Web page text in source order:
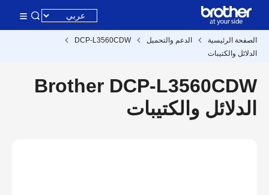
الصفحة الرئيسية الدعم والتحميل
DCP-L3560CDW
الدلائل والكتيبات
Brother DCP-L3560CDW
الدلائل والكتيبات